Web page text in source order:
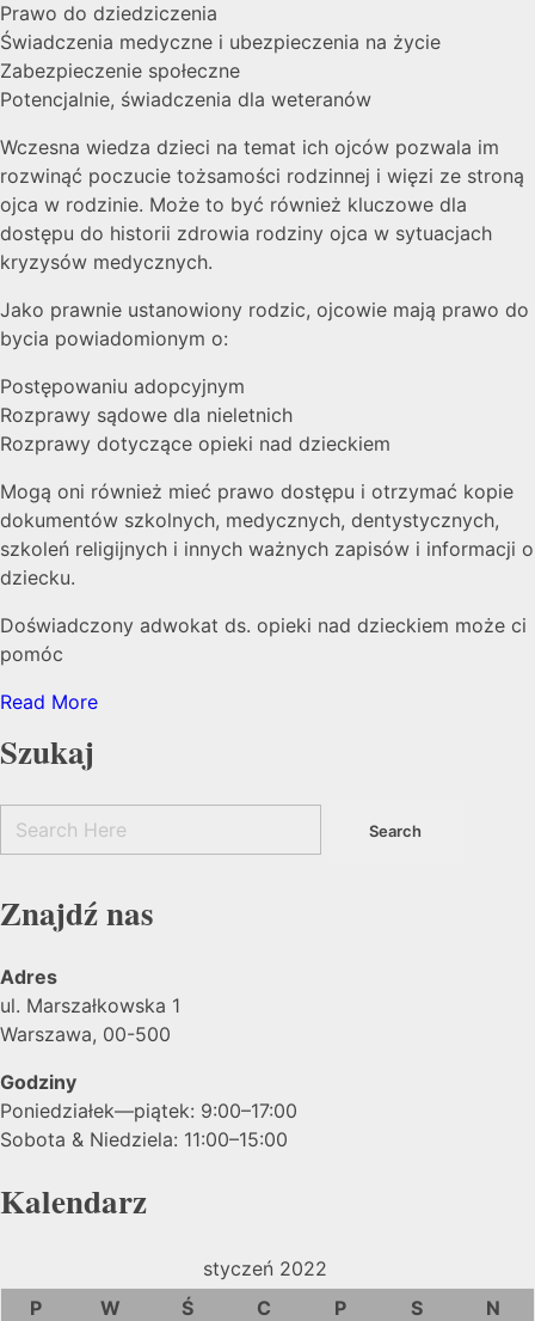
Prawo do dziedziczenia
Świadczenia medyczne i ubezpieczenia na życie
Zabezpieczenie społeczne
Potencjalnie, świadczenia dla weteranów
Wczesna wiedza dzieci na temat ich ojców pozwala im
rozwinąć poczucie tożsamości rodzinnej i więzi ze stroną
ojca w rodzinie. Może to być również kluczowe dla
dostępu do historii zdrowia rodziny ojca w sytuacjach
kryzysów medycznych.
Jako prawnie ustanowiony rodzic, ojcowie mają prawo do
bycia powiadomionym o:
Postępowaniu adopcyjnym
Rozprawy sądowe dla nieletnich
Rozprawy dotyczące opieki nad dzieckiem
Mogą oni również mieć prawo dostępu i otrzymać kopie
dokumentów szkolnych, medycznych, dentystycznych,
szkoleń religijnych i innych ważnych zapisów i informacji o
dziecku.
Doświadczony adwokat ds. opieki nad dzieckiem może ci
pomóc
Read More
Szukaj
Znajdź nas
Adres
ul. Marszałkowska 1
Warszawa, 00-500
Godziny
Poniedziałek—piątek: 9:00–17:00
Sobota & Niedziela: 11:00–15:00
Kalendarz
styczeń 2022
P
W Ś C P S
N